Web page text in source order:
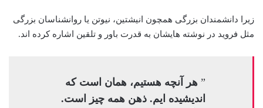
زیرا دانشمندان بزرگی همچون انیشتین، نیوتن یا روانشناسان بزرگی
مثل فروید در نوشته هایشان به قدرت باور و تلقین اشاره کرده اند.
” هر آنچه هستیم، همان است که
اندیشیده ایم. ذهن همه چیز است.